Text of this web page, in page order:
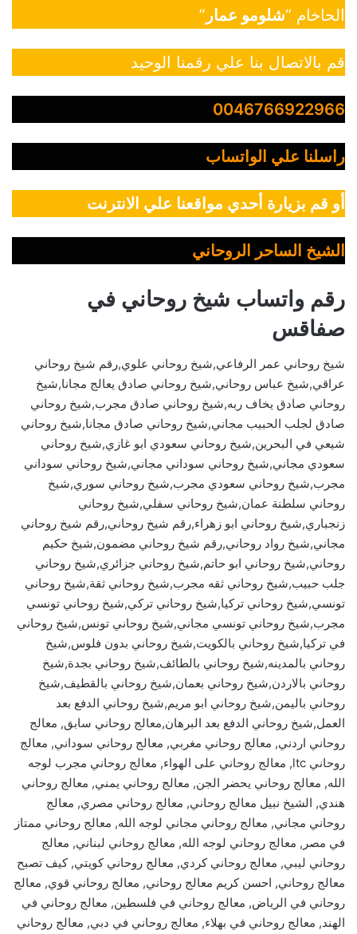
الحاخام “شلومو عمار ”
قم بالاتصال بنا علي رقمنا الوحيد
0046766922966
راسلنا علي الواتساب
أو قم بزيارة أحدي مواقعنا علي الانترنت
الشيخ الساحر الروحاني
رقم واتساب شيخ روحاني في
صفاقس
شيخ روحاني عمر الرفاعي,شيخ روحاني علوي,رقم شيخ روحاني
عراقي,شيخ عباس روحاني,شيخ روحاني صادق يعالج مجانا,شيخ
روحاني صادق يخاف ربه,شيخ روحاني صادق مجرب,شيخ روحاني
صادق لجلب الحبيب مجاني,شيخ روحاني صادق مجانا,شيخ روحاني
شيعي في البحرين,شيخ روحاني سعودي ابو غازي,شيخ روحاني
سعودي مجاني,شيخ روحاني سوداني مجاني,شيخ روحاني سوداني
مجرب,شيخ روحاني سعودي مجرب,شيخ روحاني سوري,شيخ
روحاني سلطنة عمان,شيخ روحاني سفلي,شيخ روحاني
زنجباري,شيخ روحاني ابو زهراء,رقم شيخ روحاني,رقم شيخ روحاني
مجاني,شيخ رواد روحاني,رقم شيخ روحاني مضمون,شيخ حكيم
روحاني,شيخ روحاني ابو حاتم,شيخ روحاني جزائري,شيخ روحاني
جلب حبيب,شيخ روحاني ثقه مجرب,شيخ روحاني ثقة,شيخ روحاني
تونسي,شيخ روحاني تركيا,شيخ روحاني تركي,شيخ روحاني تونسي
مجرب,شيخ روحاني تونسي مجاني,شيخ روحاني تونس,شيخ روحاني
في تركيا,شيخ روحاني بالكويت,شيخ روحاني بدون فلوس,شيخ
روحاني بالمدينه,شيخ روحاني بالطائف,شيخ روحاني بجدة,شيخ
روحاني بالاردن,شيخ روحاني بعمان,شيخ روحاني بالقطيف,شيخ
روحاني باليمن,شيخ روحاني ابو مريم,شيخ روحاني الدفع بعد
العمل,شيخ روحاني الدفع بعد البرهان,معالج روحاني سابق, معالج
روحاني اردني, معالج روحاني مغربي, معالج روحاني سوداني, معالج
روحاني ltc, معالج روحاني على الهواء, معالج روحاني مجرب لوجه
الله, معالج روحاني يحضر الجن, معالج روحاني يمني, معالج روحاني
هندي, الشيخ نبيل معالج روحاني, معالج روحاني مصري, معالج
روحاني مجاني, معالج روحاني مجاني لوجه الله, معالج روحاني ممتاز
في مصر, معالج روحاني لوجه الله, معالج روحاني لبناني, معالج
روحاني ليبي, معالج روحاني كردي, معالج روحاني كويتي, كيف تصبح
معالج روحاني, احسن كريم معالج روحاني, معالج روحاني قوي, معالج
روحاني في الرياض, معالج روحاني في فلسطين, معالج روحاني في
الهند, معالج روحاني في بهلاء, معالج روحاني في دبي, معالج روحاني